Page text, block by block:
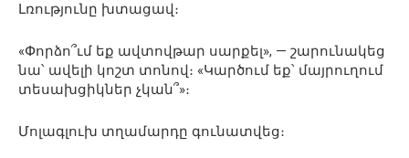
Լռությունը խտացավ։
«Փորձո՞ւմ եք ավտովթար սարքել», — շարունակեց
նա՝ ավելի կոշտ տոնով։ «Կարծում եք՝ մայրուղում
տեսախցիկներ չկան՞»։
Մոլագլուխ տղամարդը գունատվեց։